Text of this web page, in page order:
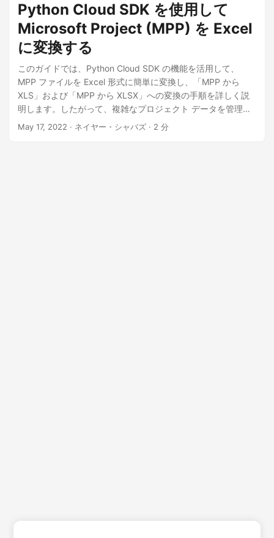
Python Cloud SDK を使用して
Microsoft Project (MPP) を Excel
に変換する
このガイドでは、Python Cloud SDK の機能を活用して、
MPP ファイルを Excel 形式に簡単に変換し、「MPP から
XLS」および「MPP から XLSX」への変換の手順を詳しく説
明します。したがって、複雑なプロジェクト データを管理す
る場合でも、コラボレーションを強化したい場合でも、MS
May 17, 2022 · ネイヤー・シャバズ · 2 分